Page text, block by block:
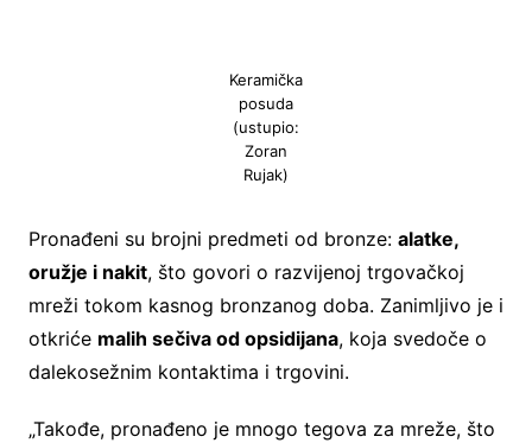
Keramička
posuda
(ustupio:
Zoran
Rujak)
Pronađeni su brojni predmeti od bronze: alatke,
oružje i nakit, što govori o razvijenoj trgovačkoj
mreži tokom kasnog bronzanog doba. Zanimljivo je i
otkriće malih sečiva od opsidijana, koja svedoče o
dalekosežnim kontaktima i trgovini.
„Takođe, pronađeno je mnogo tegova za mreže, što